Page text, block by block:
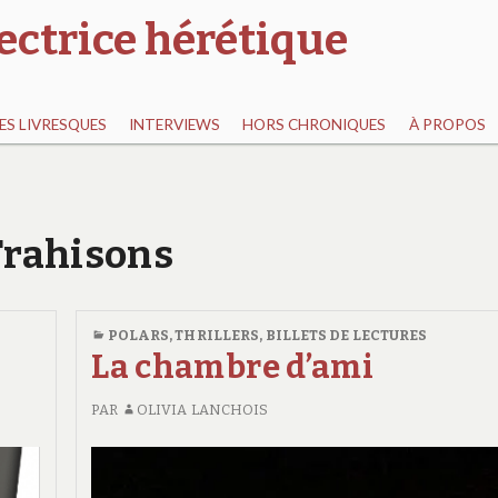
hérétique
LIVRESQUES INTERVIEWS HORS CHRONIQUES À PROPOS
POLARS, THRILLERS, BILLETS DE LECTURES
La chambre d’ami
PAR OLIVIA LANCHOIS